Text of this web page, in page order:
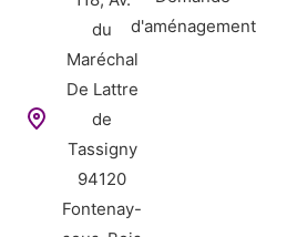
du
Maréchal
De Lattre
de
Tassigny
94120
Fontenay-
d'aménagement